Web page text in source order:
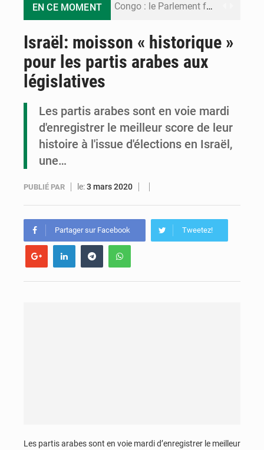
EN CE MOMENT Congo : le Parlement formule 28 recommandations sur le Cadre budgétaire 2027-2029
Congo : la Grande foire agricole pour renforcer la souveraineté alimentaire
Le Congo se dote d’un programme national pour valoriser les produits forestiers non ligneux
Israël: moisson « historique »
pour les partis arabes aux
législatives
Les partis arabes sont en voie mardi
d'enregistrer le meilleur score de leur
histoire à l'issue d'élections en Israël,
une…
PUBLIÉ PAR le:3 mars 2020
Partager sur Facebook Tweetez!
Les partis arabes sont en voie mardi d’enregistrer le meilleur